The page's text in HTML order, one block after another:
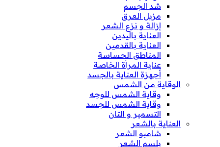
شد الجسم
مزيل العرق
إزالة و نزع الشعر
العناية باليدين
العناية بالقدمين
المناطق الحساسة
عناية المرأة الخاصة
أجهزة العناية بالجسد
الوقاية من الشمس
وقاية الشمس للوجه
وقاية الشمس للجسد
التسمير و التان
العناية بالشعر
شامبو الشعر
بلسم الشعر